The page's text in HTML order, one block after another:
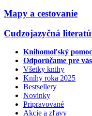
Mapy a cestovanie
Cudzojazyčná
Knihomoľský
Odporúčame pre vás
Všetky knihy
Knihy roka 2025
Bestsellery
Novinky
Pripravované
Akcie a zľavy